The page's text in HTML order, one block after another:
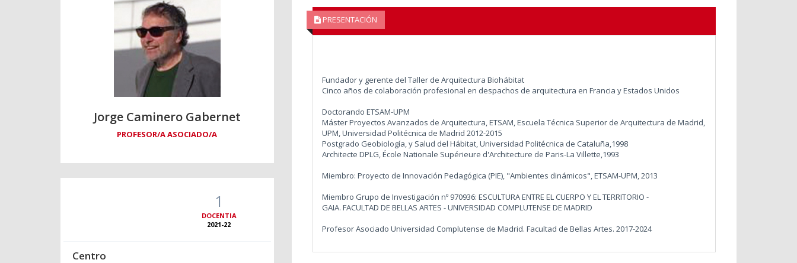
Jorge Caminero Gabernet
PROFESOR/A ASOCIADO/A
1
DOCENTIA
2021-22
Centro
PRESENTACIÓN
Fundador y gerente del Taller de Arquitectura Biohábitat
Cinco años de colaboración profesional en despachos de arquitectura en Francia y Estados Unidos
Doctorando ETSAM-UPM
Máster Proyectos Avanzados de Arquitectura, ETSAM, Escuela Técnica Superior de Arquitectura de Madrid,
UPM, Universidad Politécnica de Madrid 2012-2015
Postgrado Geobiología, y Salud del Hábitat, Universidad Politécnica de Cataluña,1998
Architecte DPLG, École Nationale Supérieure d'Architecture de Paris-La Villette,1993
Miembro: Proyecto de Innovación Pedagógica (PIE), "Ambientes dinámicos", ETSAM-UPM, 2013
Miembro Grupo de Investigación nº 970936: ESCULTURA ENTRE EL CUERPO Y EL TERRITORIO -
GAIA. FACULTAD DE BELLAS ARTES - UNIVERSIDAD COMPLUTENSE DE MADRID
Profesor Asociado Universidad Complutense de Madrid. Facultad de Bellas Artes. 2017-2024